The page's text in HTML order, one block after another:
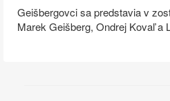
Geišbergovci sa predstavia v
Marek Geišberg, Ondrej Kovaľ a